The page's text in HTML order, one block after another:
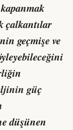
çalkantılar
geçmişe ve
güç
düşünen